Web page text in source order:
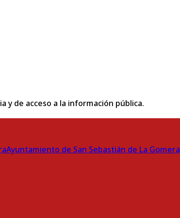
y de acceso a la información pública.
Ayuntamiento de San Sebastián de La Gomera